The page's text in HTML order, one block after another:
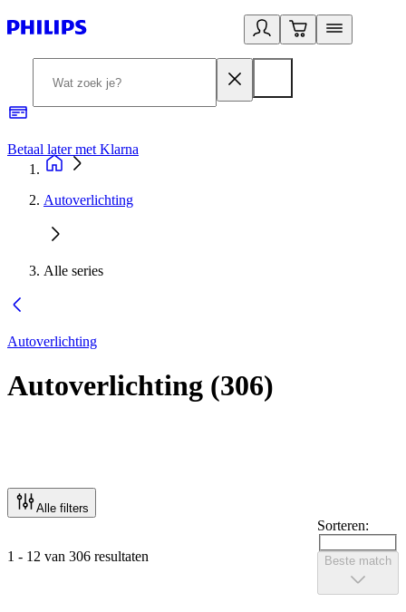
Betaal later met Klarna
Autoverlichting
Alle series
Autoverlichting
Autoverlichting (306)
Alle filters
1 - 12 van 306 resultaten
Sorteren:
Beste match